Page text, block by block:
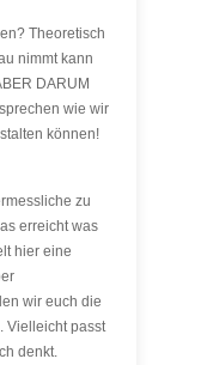
Theoretisch
nimmt kann
DARUM
wie wir
können!
zu
erreicht was
hier eine
wir euch die
Vielleicht passt
denkt.